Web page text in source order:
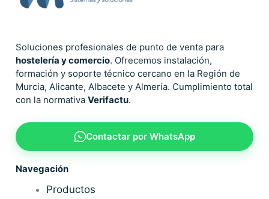
Soluciones profesionales de punto de venta para
hostelería y comercio. Ofrecemos instalación,
formación y soporte técnico cercano en la Región de
Murcia, Alicante, Albacete y Almería. Cumplimiento total
con la normativa Verifactu.
Contactar por WhatsApp
Navegación
Productos